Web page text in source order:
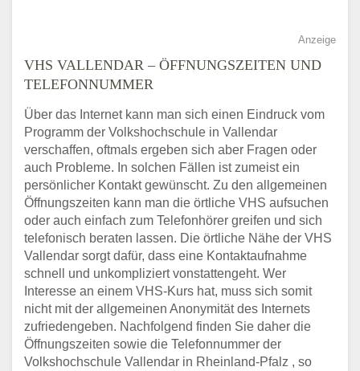
Anzeige
VHS VALLENDAR – ÖFFNUNGSZEITEN UND
TELEFONNUMMER
Über das Internet kann man sich einen Eindruck vom
Programm der Volkshochschule in Vallendar
verschaffen, oftmals ergeben sich aber Fragen oder
auch Probleme. In solchen Fällen ist zumeist ein
persönlicher Kontakt gewünscht. Zu den allgemeinen
Öffnungszeiten kann man die örtliche VHS aufsuchen
oder auch einfach zum Telefonhörer greifen und sich
telefonisch beraten lassen. Die örtliche Nähe der VHS
Vallendar sorgt dafür, dass eine Kontaktaufnahme
schnell und unkompliziert vonstattengeht. Wer
Interesse an einem VHS-Kurs hat, muss sich somit
nicht mit der allgemeinen Anonymität des Internets
zufriedengeben. Nachfolgend finden Sie daher die
Öffnungszeiten sowie die Telefonnummer der
Volkshochschule Vallendar in Rheinland-Pfalz , so